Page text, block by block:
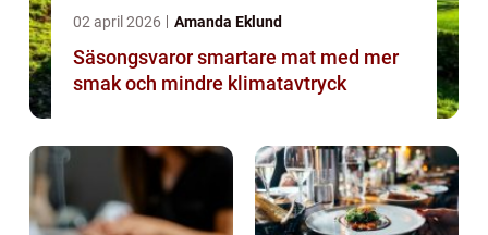
02 april 2026 Amanda Eklund
Säsongsvaror smartare mat med mer
smak och mindre klimatavtryck